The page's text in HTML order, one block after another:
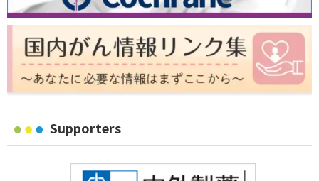
Supporters